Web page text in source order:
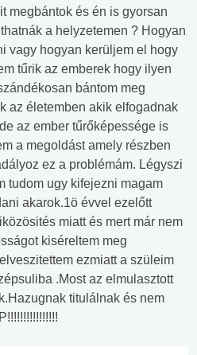
megbántok és én is gyorsan
a helyzetemen ? Hogyan
vagy hogyan kerüljem el hogy
tűrik az emberek hogy ilyen
bántom meg
az életemben akik elfogadnak
az ember tűrőképessége is
a megoldást amely részben
ez a problémám. Légyszi
tudom ugy kifejezni magam
akarok.1ö évvel ezelőtt
miatt és mert már nem
kiséreltem meg
ezmiatt a szüleim
.Most az elmulasztott
titulálnak és nem